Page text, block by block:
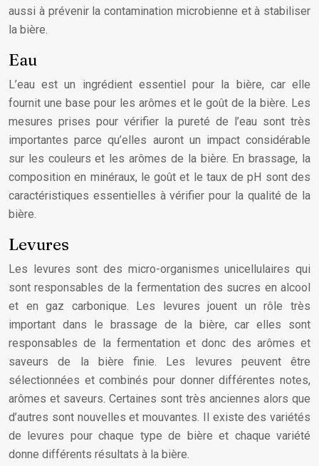
aussi à prévenir la contamination microbienne et à stabiliser
la bière.
Eau
L’eau est un ingrédient essentiel pour la bière, car elle
fournit une base pour les arômes et le goût de la bière. Les
mesures prises pour vérifier la pureté de l’eau sont très
importantes parce qu’elles auront un impact considérable
sur les couleurs et les arômes de la bière. En brassage, la
composition en minéraux, le goût et le taux de pH sont des
caractéristiques essentielles à vérifier pour la qualité de la
bière.
Levures
Les levures sont des micro-organismes unicellulaires qui
sont responsables de la fermentation des sucres en alcool
et en gaz carbonique. Les levures jouent un rôle très
important dans le brassage de la bière, car elles sont
responsables de la fermentation et donc des arômes et
saveurs de la bière finie. Les levures peuvent être
sélectionnées et combinés pour donner différentes notes,
arômes et saveurs. Certaines sont très anciennes alors que
d’autres sont nouvelles et mouvantes. Il existe des variétés
de levures pour chaque type de bière et chaque variété
donne différents résultats à la bière.